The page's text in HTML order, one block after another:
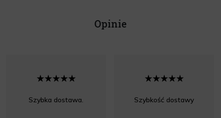
Opinie
Szybka dostawa. Szybkość dostawy